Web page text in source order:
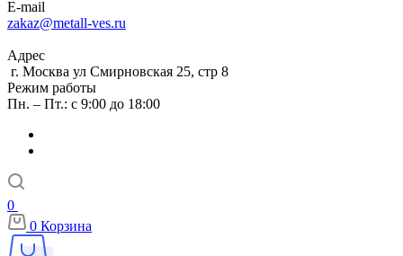
E-mail
zakaz@metall-ves.ru
Адрес
г. Москва ул Смирновская 25, стр 8
Режим работы
Пн. – Пт.: с 9:00 до 18:00
0
0 Корзина